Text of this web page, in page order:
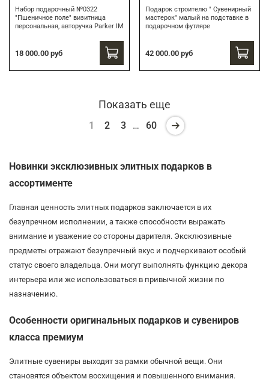
Набор подарочный №0322
"Пшеничное поле" визитница
персональная, авторучка Parker IM
18 000.00 руб
Подарок строителю " Сувенирный
мастерок" малый на подставке в
подарочном футляре
42 000.00 руб
Показать еще
1 2 3 … 60
Новинки эксклюзивных элитных подарков в
ассортименте
Главная ценность элитных подарков заключается в их
безупречном исполнении, а также способности выражать
внимание и уважение со стороны дарителя. Эксклюзивные
предметы отражают безупречный вкус и подчеркивают особый
статус своего владельца. Они могут выполнять функцию декора
интерьера или же использоваться в привычной жизни по
назначению.
Особенности оригинальных подарков и сувениров
класса премиум
Элитные сувениры выходят за рамки обычной вещи. Они
становятся объектом восхищения и повышенного внимания.